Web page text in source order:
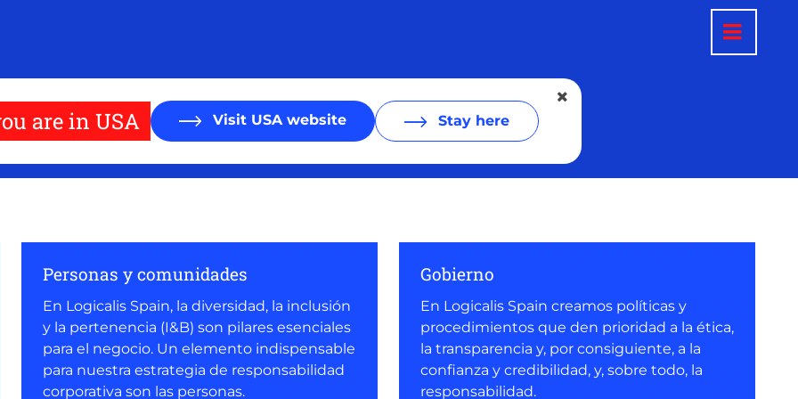
are in USA Visit USA website Stay here
Personas y comunidades
En Logicalis Spain, la diversidad, la inclusión
y la pertenencia (I&B) son pilares esenciales
para el negocio. Un elemento indispensable
para nuestra estrategia de responsabilidad
corporativa son las personas.
Gobierno
En Logicalis Spain creamos políticas y
procedimientos que den prioridad a la ética,
la transparencia y, por consiguiente, a la
confianza y credibilidad, y, sobre todo, la
responsabilidad.